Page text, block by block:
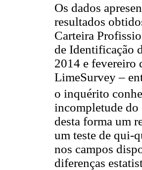
Os dados
resultados
Carteira
de Identificação
2014 e fevereiro
LimeSurvey –
o inquérito
incompletude do
desta forma um
um teste de qui-
nos campos
diferenças